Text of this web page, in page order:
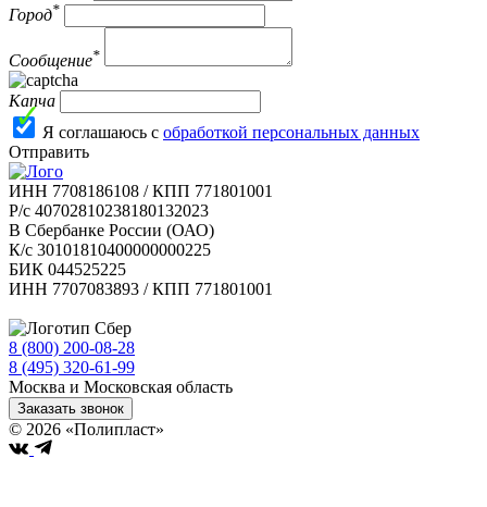
Город*
Сообщение*
Капча
Я соглашаюсь с обработкой персональных данных
Отправить
ИНН 7708186108 / КПП 771801001
Р/с 40702810238180132023
В Сбербанке России (ОАО)
К/с 30101810400000000225
БИК 044525225
ИНН 7707083893 / КПП 771801001
8 (800) 200-08-28
8 (495) 320-61-99
Москва и Московская область
Заказать звонок
© 2026 «Полипласт»